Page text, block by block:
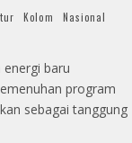
Kolom
Nasional
baru
program
sebagai tanggung